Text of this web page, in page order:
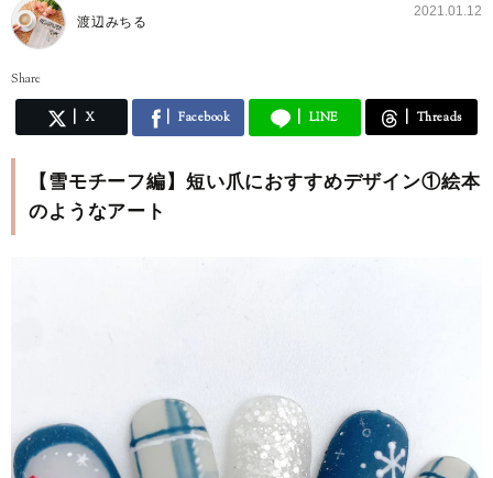
渡辺みちる
2021.01.12
Share
X Facebook LINE Threads
【雪モチーフ編】短い爪におすすめデザイン①絵本
のようなアート